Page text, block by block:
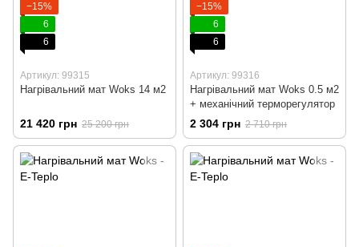
−15%
6
6
Артикул: 99315
Нагрівальний мат Woks 14 м2
21 420 грн 25 200 грн
−15%
6
6
Артикул: 99316
Нагрівальний мат Woks 0.5 м2
+ механічний терморегулятор
2 304 грн 2 710 грн